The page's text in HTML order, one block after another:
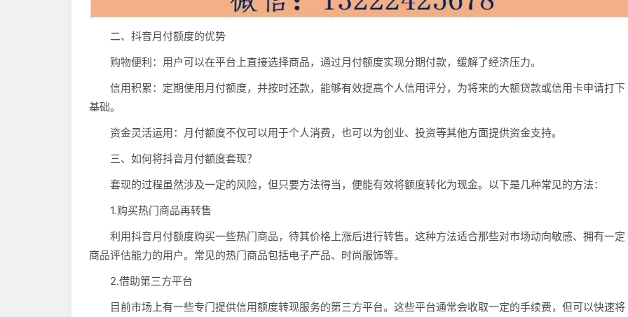
二、抖音月付额度的优势
购物便利：用户可以在平台上直接选择商品，通过月付额度实现分期付款，缓解了经济压力。
信用积累：定期使用月付额度，并按时还款，能够有效提高个人信用评分，为将来的大额贷款或信用卡申请打下
基础。
资金灵活运用：月付额度不仅可以用于个人消费，也可以为创业、投资等其他方面提供资金支持。
三、如何将抖音月付额度套现？
套现的过程虽然涉及一定的风险，但只要方法得当，便能有效将额度转化为现金。以下是几种常见的方法：
1.购买热门商品再转售
利用抖音月付额度购买一些热门商品，待其价格上涨后进行转售。这种方法适合那些对市场动向敏感、拥有一定
商品评估能力的用户。常见的热门商品包括电子产品、时尚服饰等。
2.借助第三方平台
目前市场上有一些专门提供信用额度转现服务的第三方平台。这些平台通常会收取一定的手续费，但可以快速将